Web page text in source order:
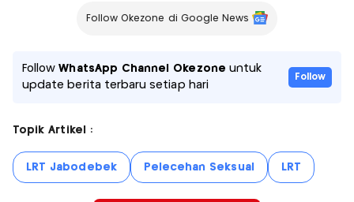
Follow Okezone di Google News
FollowWhatsApp Channel Okezone untuk
update berita terbaru setiap hari
Follow
Topik Artikel :
LRT Jabodebek Pelecehan Seksual LRT